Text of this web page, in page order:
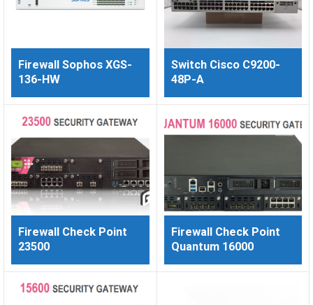
Firewall Sophos XGS-
136-HW
Switch Cisco C9200-
48P-A
Firewall Check Point
23500
Firewall Check Point
Quantum 16000